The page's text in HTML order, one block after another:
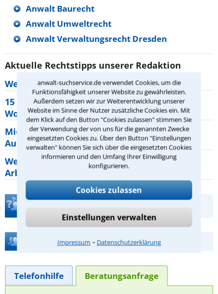
anwalt-suchservice.de verwendet Cookies, um die
Funktionsfähigkeit unserer Website zu gewährleisten.
Außerdem setzen wir zur Weiterentwicklung unserer
Website im Sinne der Nutzer zusätzliche Cookies ein. Mit
dem Klick auf den Button "Cookies zulassen" stimmen Sie
der Verwendung der von uns für die genannten Zwecke
eingesetzten Cookies zu. Über den Button "Einstellungen
verwalten" können Sie sich über die eingesetzten Cookies
informieren und den Umfang Ihrer Einwilligung
konfigurieren.
Cookies zulassen
Einstellungen verwalten
Impressum ⁃ Datenschutzerklärung
Anwalt Baurecht
Anwalt Umweltrecht
Anwalt Verwaltungsrecht Dresden
Aktuelle Rechtstipps unserer Redaktion
Wer muss Zweitwohnungssteuer zahlen?
15 elementare Rechte, die jeder
Wohnungseigentümer kennen sollte
Mietpreisbremse 2026: Alle Regeln,
Ausnahmen und Rechte für Mieter
Welche Regeln für Teilnahme, Urlaub,
Arbeitszeit gelten beim
Hilfe bei Ihrer Anwaltsuche?
Telefonhilfe Beratungsanfrage